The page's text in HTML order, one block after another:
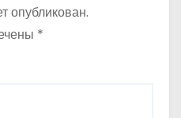
опубликован.
*